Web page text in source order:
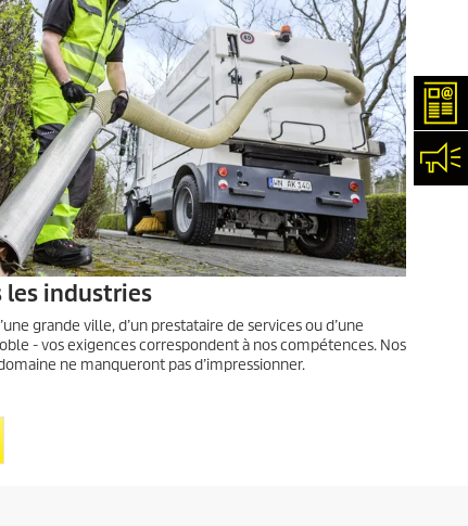
les industries
grande ville, d’un prestataire de services ou d’une
- vos exigences correspondent à nos compétences. Nos
ne manqueront pas d’impressionner.